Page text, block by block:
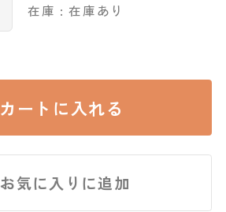
在庫 : 在庫あり
カートに入れる
お気に入りに追加